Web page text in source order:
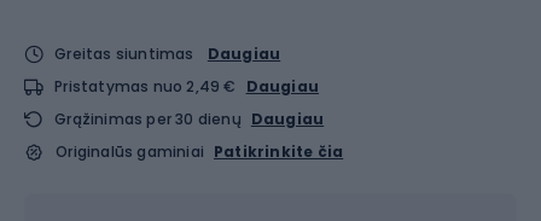
Greitas siuntimas
Daugiau
Pristatymas nuo 2,49 €
Daugiau
Grąžinimas per 30 dienų Daugiau
Originalūs gaminiai Patikrinkite čia